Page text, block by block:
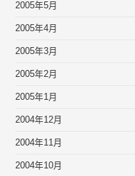
2005年5月
2005年4月
2005年3月
2005年2月
2005年1月
2004年12月
2004年11月
2004年10月